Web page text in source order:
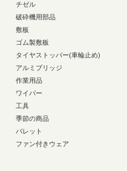
チゼル
破砕機用部品
敷板
ゴム製敷板
タイヤストッパー(車輪止め)
アルミブリッジ
作業用品
ワイパー
工具
季節の商品
パレット
ファン付きウェア